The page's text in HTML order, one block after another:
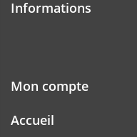
Informations
Mon compte
Accueil